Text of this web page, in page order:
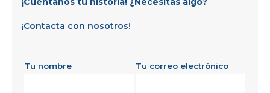
¡Contacta con nosotros!
Tu nombre Tu correo electrónico